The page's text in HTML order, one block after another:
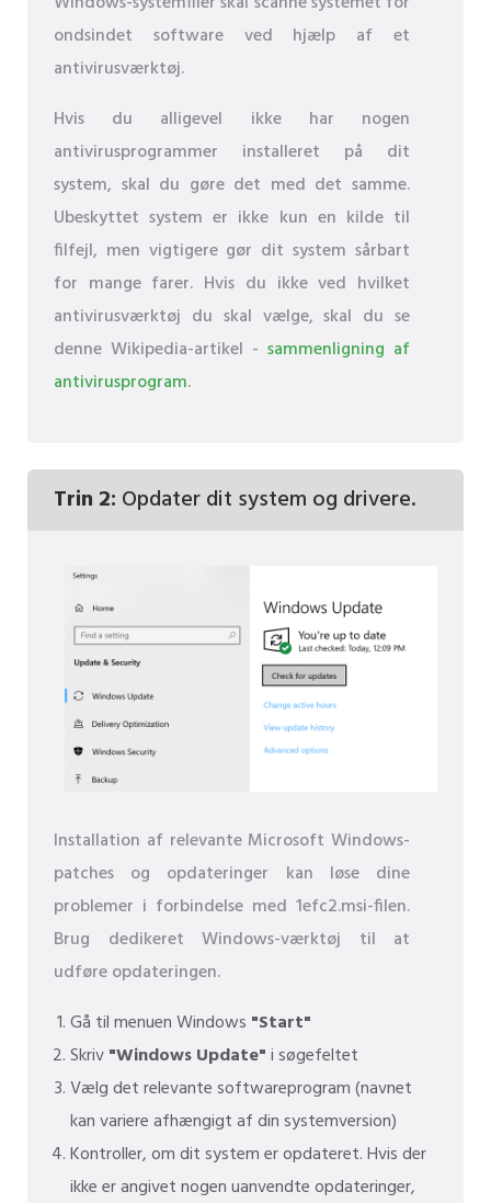
ondsindet software ved hjælp af et
antivirusværktøj.
Hvis du alligevel ikke har nogen
antivirusprogrammer installeret på dit
system, skal du gøre det med det samme.
Ubeskyttet system er ikke kun en kilde til
filfejl, men vigtigere gør dit system sårbart
for mange farer. Hvis du ikke ved hvilket
antivirusværktøj du skal vælge, skal du se
denne Wikipedia-artikel - sammenligning af
antivirusprogram.
Trin 2: Opdater dit system og drivere.
Installation af relevante Microsoft Windows-
patches og opdateringer kan løse dine
problemer i forbindelse med 1efc2.msi-filen.
Brug dedikeret Windows-værktøj til at
udføre opdateringen.
Gå til menuen Windows "Start"
Skriv"Windows Update"i søgefeltet
Vælg det relevante softwareprogram (navnet
kan variere afhængigt af din systemversion)
Kontroller, om dit system er opdateret. Hvis der
ikke er angivet nogen uanvendte opdateringer,